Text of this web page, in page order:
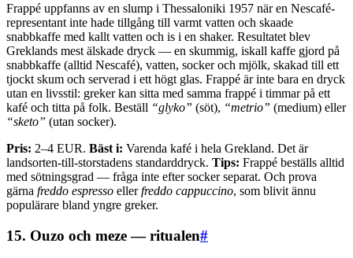
Frappé uppfanns av en slump i Thessaloniki 1957 när en Nescafé-
representant inte hade tillgång till varmt vatten och skaade
snabbkaffe med kallt vatten och is i en shaker. Resultatet blev
Greklands mest älskade dryck — en skummig, iskall kaffe gjord på
snabbkaffe (alltid Nescafé), vatten, socker och mjölk, skakad till ett
tjockt skum och serverad i ett högt glas. Frappé är inte bara en dryck
utan en livsstil: greker kan sitta med samma frappé i timmar på ett
kafé och titta på folk. Beställ “glyko” (söt), “metrio” (medium) eller
“sketo” (utan socker).
Pris: 2–4 EUR. Bäst i: Varenda kafé i hela Grekland. Det är
landsorten-till-storstadens standarddryck. Tips: Frappé beställs alltid
med sötningsgrad — fråga inte efter socker separat. Och prova
gärna freddo espresso ellerfreddo cappuccino, som blivit ännu
populärare bland yngre greker.
15. Ouzo och meze — ritualen#